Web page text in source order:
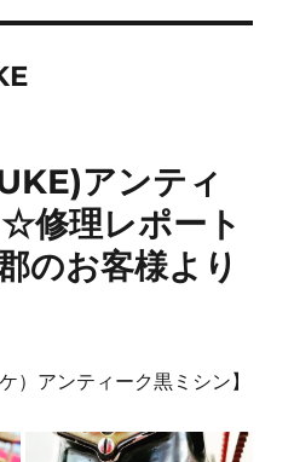
アンティ
修理レポート
のお客様より
）アンティーク黒ミシン】